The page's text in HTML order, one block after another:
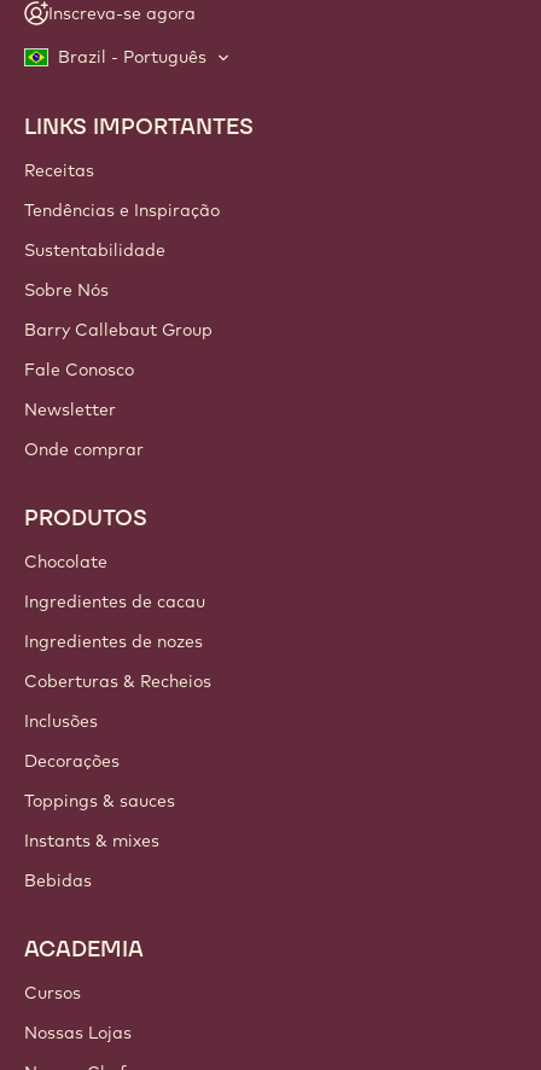
Inscreva-se agora
Brazil - Português
Footer
Callebaut
LINKS IMPORTANTES
Receitas
Tendências e Inspiração
Sustentabilidade
Sobre Nós
Barry Callebaut Group
Fale Conosco
Newsletter
Onde comprar
PRODUTOS
Chocolate
Ingredientes de cacau
Ingredientes de nozes
Coberturas & Recheios
Inclusões
Decorações
Toppings & sauces
Instants & mixes
Bebidas
ACADEMIA
Cursos
Nossas Lojas